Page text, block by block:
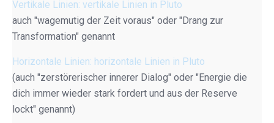
Vertikale Linien: vertikale Linien in Pluto
auch "wagemutig der Zeit voraus" oder "Drang zur
Transformation" genannt
Horizontale Linien: horizontale Linien in Pluto
(auch "zerstörerischer innerer Dialog" oder "Energie die
dich immer wieder stark fordert und aus der Reserve
lockt" genannt)